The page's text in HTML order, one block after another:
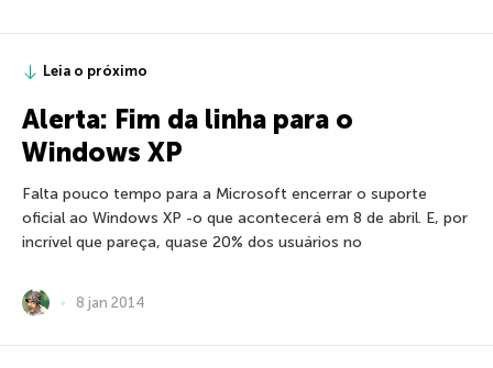
Leia o próximo
Alerta: Fim da linha para o
Windows XP
Falta pouco tempo para a Microsoft encerrar o suporte
oficial ao Windows XP -o que acontecerá em 8 de abril. E, por
incrível que pareça, quase 20% dos usuários no
8 jan 2014